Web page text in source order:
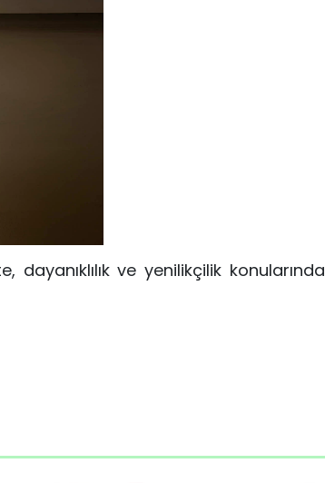
ve yenilikçilik konularında